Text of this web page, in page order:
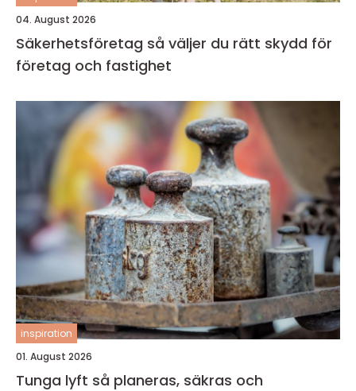
04. August 2026
Säkerhetsföretag så väljer du rätt skydd för
företag och fastighet
inspiration
01. August 2026
Tunga lyft så planeras, säkras och